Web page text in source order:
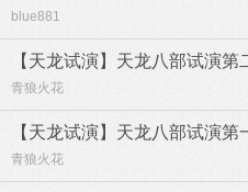
blue881
【天龙试演】天龙八部试演第二
青狼火花
【天龙试演】天龙八部试演第
青狼火花